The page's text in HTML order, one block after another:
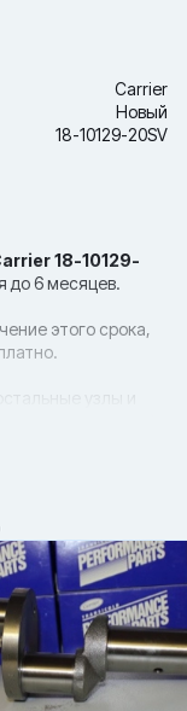
Carrier
Новый
18-10129-20SV
18-10129-
до 6 месяцев.
этого срока,
узлы и
отсутствуют следы
в срок до 14 дней с
сохранены все его
не нарушена
упаковки.